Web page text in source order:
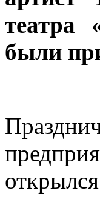
театра
были